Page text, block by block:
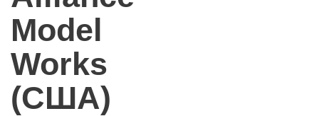
Model
Works
(США)